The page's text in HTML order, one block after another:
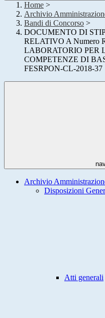
Home >
Archivio
Bandi di Concorso >
DOCUMENTO DI
RELATIVO A Numero
LABORATORIO PER
COMPETENZE DI
FESRPON-CL-2018-37
Archivio
Disposizioni
Atti generali